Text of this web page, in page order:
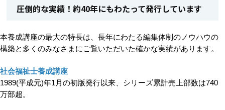
圧倒的な実績！約40年にもわたって発行しています
本養成講座の最大の特長は、長年にわたる編集体制のノウハウの
構築と多くのみなさまにご覧いただいた確かな実績があります。
社会福祉士養成講座
1989(平成元)年1月の初版発行以来、シリーズ累計売上部数は740
万部超。